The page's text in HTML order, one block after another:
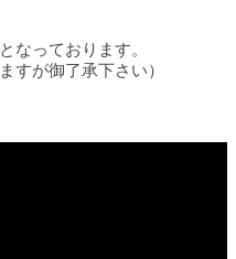
なっております。
すが御了承下さい）